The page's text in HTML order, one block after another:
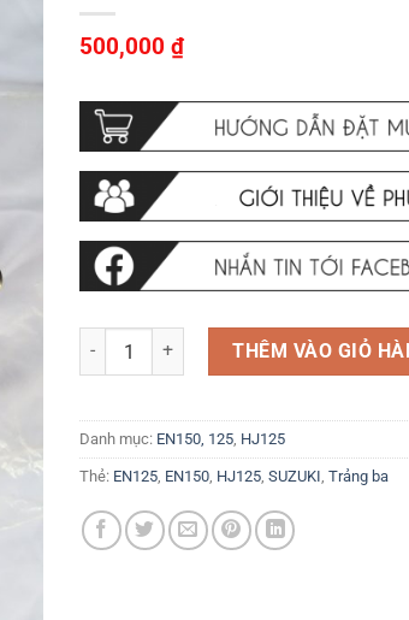
500,000₫
Trảng ba phuộc trước Giảm xóc trước
THÊM VÀO GIỎ
Danh mục: EN150, 125 HJ125
Thẻ: EN125 EN150 HJ125 ,SUZUKI ,Trảng ba